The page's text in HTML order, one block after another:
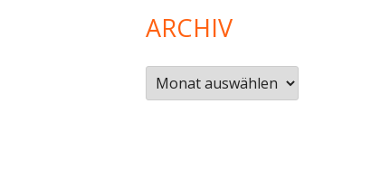
ARCHIV
Archiv